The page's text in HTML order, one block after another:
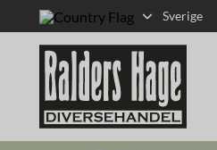
Sverige